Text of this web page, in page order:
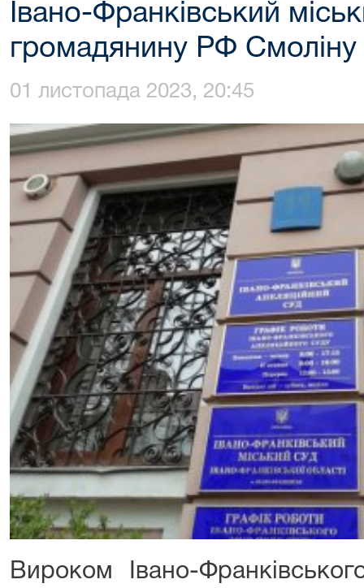
Івано-Франківський
громадянину РФ
01 листопада 2023, 20:45
Вироком Івано-